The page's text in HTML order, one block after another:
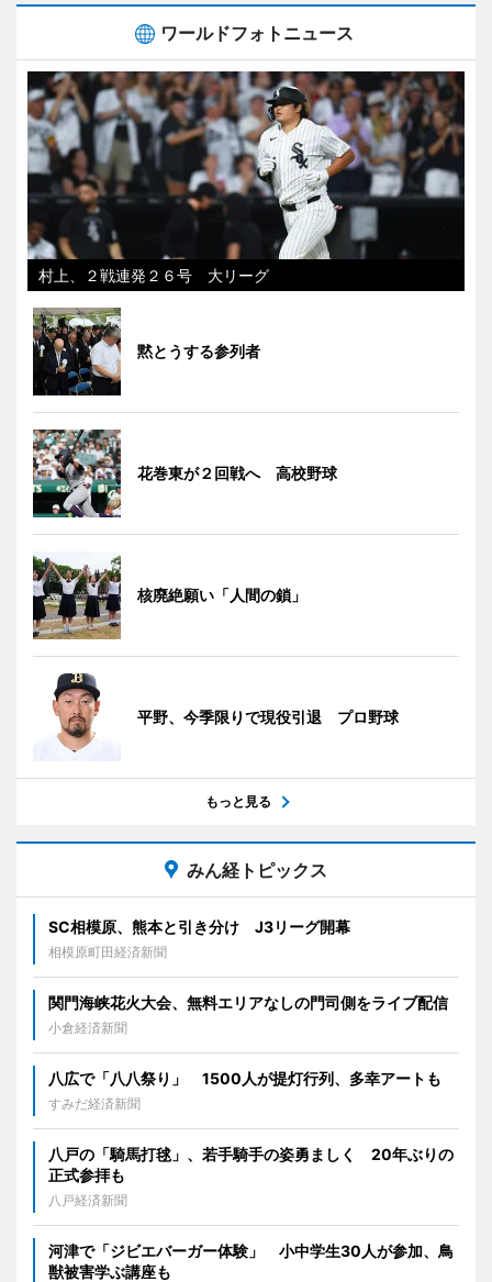
ワールドフォトニュース
村上、２戦連発２６号 大リーグ
黙とうする参列者
花巻東が２回戦へ 高校野球
核廃絶願い「人間の鎖」
平野、今季限りで現役引退 プロ野球
もっと見る
みん経トピックス
SC相模原、熊本と引き分け J3リーグ開幕
相模原町田経済新聞
関門海峡花火大会、無料エリアなしの門司側をライブ配信
小倉経済新聞
八広で「八八祭り」 1500人が提灯行列、多幸アートも
すみだ経済新聞
八戸の「騎馬打毬」、若手騎手の姿勇ましく 20年ぶりの
正式参拝も
八戸経済新聞
河津で「ジビエバーガー体験」 小中学生30人が参加、鳥
獣被害学ぶ講座も